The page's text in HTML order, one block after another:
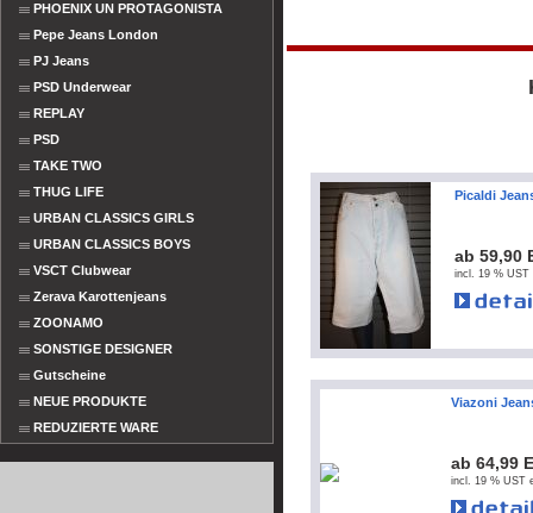
PHOENIX UN PROTAGONISTA
Pepe Jeans London
PJ Jeans
PSD Underwear
REPLAY
PSD
TAKE TWO
THUG LIFE
URBAN CLASSICS GIRLS
URBAN CLASSICS BOYS
VSCT Clubwear
Zerava Karottenjeans
ZOONAMO
SONSTIGE DESIGNER
Gutscheine
NEUE PRODUKTE
REDUZIERTE WARE
Picaldi
ab 59,90
incl. 19 % UST
Viazoni
ab 64,99
incl. 19 % UST